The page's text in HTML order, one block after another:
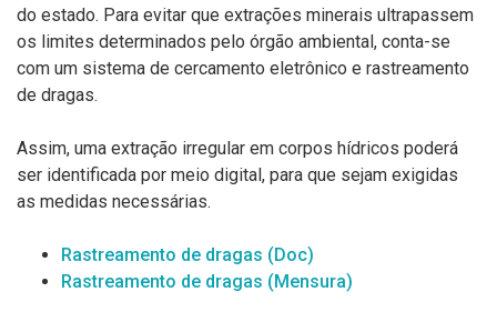
do estado. Para evitar que extrações minerais ultrapassem
os limites determinados pelo órgão ambiental, conta-se
com um sistema de cercamento eletrônico e rastreamento
de dragas.
Assim, uma extração irregular em corpos hídricos poderá
ser identificada por meio digital, para que sejam exigidas
as medidas necessárias.
Rastreamento de dragas (Doc)
Rastreamento de dragas (Mensura)